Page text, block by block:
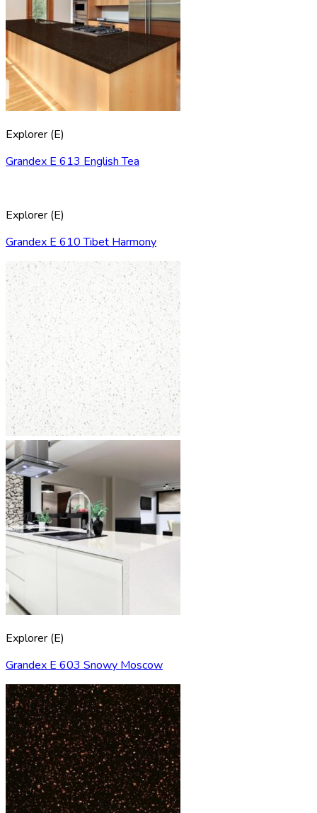
Explorer (E)
Grandex E 613 English Tea
Explorer (E)
Grandex E 610 Tibet Harmony
Explorer (E)
Grandex E 603 Snowy Moscow